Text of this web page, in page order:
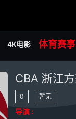
4K电影 体育赛事
0 暂无
导演 :